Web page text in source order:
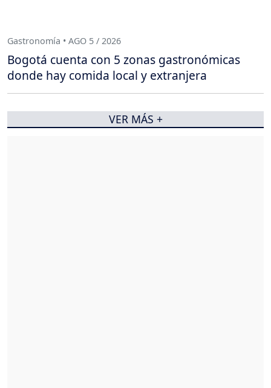
Gastronomía • AGO 5 / 2026
Bogotá cuenta con 5 zonas gastronómicas
donde hay comida local y extranjera
VER MÁS +